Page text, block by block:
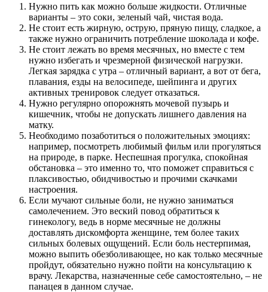
Нужно пить как можно больше жидкости. Отличные
варианты – это соки, зеленый чай, чистая вода.
Не стоит есть жирную, острую, пряную пищу, сладкое, а
также нужно ограничить потребление шоколада и кофе.
Не стоит лежать во время месячных, но вместе с тем
нужно избегать и чрезмерной физической нагрузки.
Легкая зарядка с утра – отличный вариант, а вот от бега,
плавания, езды на велосипеде, шейпинга и других
активных тренировок следует отказаться.
Нужно регулярно опорожнять мочевой пузырь и
кишечник, чтобы не допускать лишнего давления на
матку.
Необходимо позаботиться о положительных эмоциях:
например, посмотреть любимый фильм или прогуляться
на природе, в парке. Неспешная прогулка, спокойная
обстановка – это именно то, что поможет справиться с
плаксивостью, обидчивостью и прочими скачками
настроения.
Если мучают сильные боли, не нужно заниматься
самолечением. Это веский повод обратиться к
гинекологу, ведь в норме месячные не должны
доставлять дискомфорта женщине, тем более таких
сильных болевых ощущений. Если боль нестерпимая,
можно выпить обезболивающее, но как только месячные
пройдут, обязательно нужно пойти на консультацию к
врачу. Лекарства, назначенные себе самостоятельно, – не
панацея в данном случае.